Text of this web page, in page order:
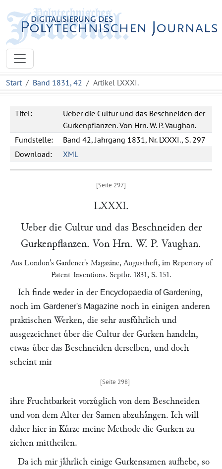
Start Band 1831, 42 Artikel LXXXI.
Titel:
Ueber die Cultur und das Beschneiden der
Gurkenpflanzen. Von Hrn. W. P. Vaughan.
Fundstelle:
Band 42, Jahrgang 1831, Nr. LXXXI., S. 297
Download:
XML
LXXXI.
Ueber die Cultur und das Beschneiden der
Gurkenpflanzen. Von Hrn. W. P. Vaughan.
Aus London's Gardener's Magazine, Augustheft, im Repertory of
Patent-Inventions. Septbr. 1831, S. 151.
Ich finde weder in der Encyclopaedia of Gardening,
noch im Gardener's Magazine noch in einigen anderen
praktischen Werken, die sehr ausfuͤhrlich und
ausgezeichnet uͤber die Cultur der Gurken handeln,
etwas uͤber das Beschneiden derselben, und doch
scheint mir
ihre Fruchtbarkeit vorzuͤglich von dem Beschneiden
und von dem Alter der Samen abzuhaͤngen. Ich will
daher hier in Kuͤrze meine Methode die Gurken zu
ziehen mittheilen.
Da ich mir jaͤhrlich einige Gurkensamen aufhebe, so